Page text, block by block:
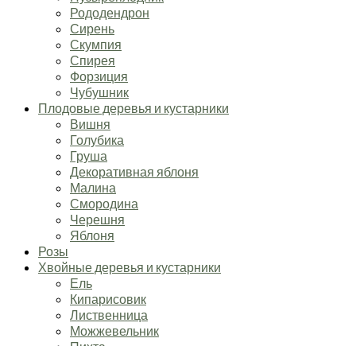
Рододендрон
Сирень
Скумпия
Спирея
Форзиция
Чубушник
Плодовые деревья и кустарники
Вишня
Голубика
Груша
Декоративная яблоня
Малина
Смородина
Черешня
Яблоня
Розы
Хвойные деревья и кустарники
Ель
Кипарисовик
Лиственница
Можжевельник